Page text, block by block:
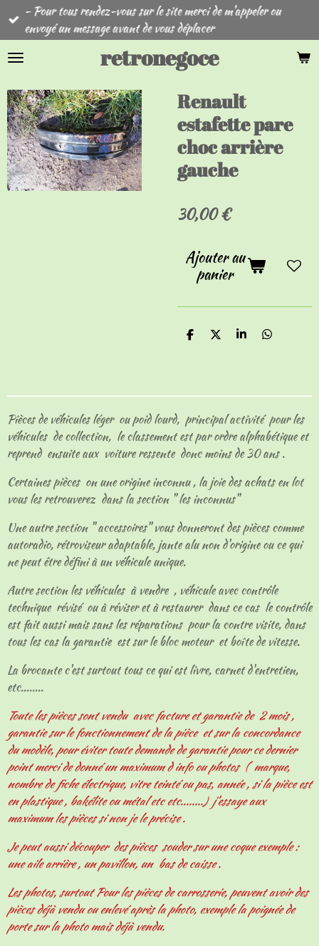
Passer
principal
retronegoce
- Pour tous rendez-vous sur le site merci de m'appeler ou
envoyé un message avant de vous déplacer
Renault
estafette pare
choc arrière
gauche
30,00 €
Ajouter au
panier
P
g
r
P
g
r
P
g
r
P
g
r
Pièces de véhicules léger ou poid lourd, principal activité pour les
véhicules de collection, le classement est par ordre alphabétique et
reprend ensuite aux voiture ressente donc moins de 30 ans .
Certaines pièces on une origine inconnu , la joie des achats en lot
vous les retrouverez dans la section " les inconnus"
Une autre section " accessoires" vous donneront des pièces comme
autoradio, rétroviseur adaptable, jante alu non d'origine ou ce qui
ne peut être défini à un véhicule unique.
Autre section les véhicules à vendre , véhicule avec contrôle
technique révisé ou à réviser et à restaurer dans ce cas le contrôle
est fait aussi mais sans les réparations pour la contre visite, dans
tous les cas la garantie est sur le bloc moteur et boîte de vitesse.
La brocante c'est surtout tous ce qui est livre, carnet d'entretien,
etc........
Toute les pièces sont vendu avec facture et garantie de 2 mois ,
garantie sur le fonctionnement de la pièce et sur la concordance
du modèle, pour éviter toute demande de garantie pour ce dernier
point merci de donné un maximum d info ou photos ( marque,
nombre de fiche électrique, vitre teinté ou pas, année , si la pièce est
en plastique , bakélite ou métal etc etc........) j'essaye aux
maximum les pièces si non je le précise .
Je peut aussi découper des pièces souder sur une coque exemple :
une aile arrière , un pavillon, un bas de caisse .
Les photos, surtout Pour les pièces de carrosserie, peuvent avoir des
pièces déjà vendu ou enlevé après la photo, exemple la poignée de
porte sur la photo mais déjà vendu.